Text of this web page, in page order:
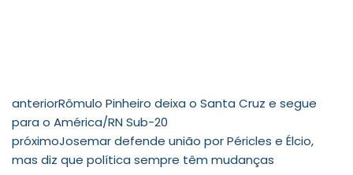
anteriorRômulo Pinheiro deixa o Santa Cruz e segue
para o América/RN Sub-20
próximoJosemar defende união por Péricles e Élcio,
mas diz que política sempre têm mudanças